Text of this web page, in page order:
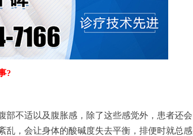
?
不适以及腹胀感，除了这些感觉外，患者还会
乱，会让身体的酸碱度失去平衡，排便时就总感